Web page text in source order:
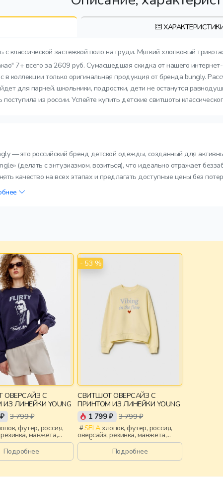
классической застежкой поло на груди. Мягкий хлопковый
7+ всего за 2609 руб. Сумасшедшая скидка от нашего
в коллекции только оригинальная продукция от бренда bungly.
для парней. школьники, подростки, дети не останутся
из россии. Успейте купить детские свитшоты
— это российский бренд детской одежды, созданный для
(делать с энтузиазмом, возиться), что идеально отражает
качество на всех этапах и предлагать доступные цены без
ОВЕРСАЙЗ С
ПРИНТОМ ИЗ ЛИНЕЙКИ YOUNG
3 799 ₽
манжета,
принт, девочки,
дети
Подробнее
- 53 %
СВИТШОТ ОВЕРСАЙЗ С
ПРИНТОМ ИЗ ЛИНЕЙКИ YOUNG
1 799 ₽ 3 799 ₽
SELAхлопок, футер, россия,
оверсайз, резинка, манжета,
свободные, принт, девочки,
старшеклассники, дети
Подробнее